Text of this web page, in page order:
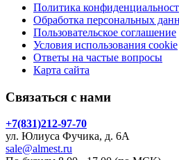
Политика
Обработка персональных
Пользовательское соглашение
Условия использования cookie
Ответы на частые вопросы
Карта сайта
Связаться с нами
+7(831)212-97-70
ул. Юлиуса Фучика, д. 6А
sale@almest.ru